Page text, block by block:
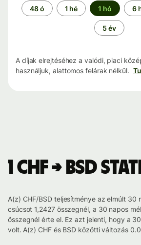
Időszak
48 ó 1 hé 1 hó 6
5 év
A díjak elrejtéséhez a valódi, piaci
használjuk, alattomos felárak nélkül.
1 CHF → BSD
A(z) CHF/BSD teljesítménye az elmúlt 30
csúcsot 1,2427 összegnél, a 30 napos
összegnél érte el. Ez azt jelenti, hogy a
volt. A(z) CHF és BSD közötti változás